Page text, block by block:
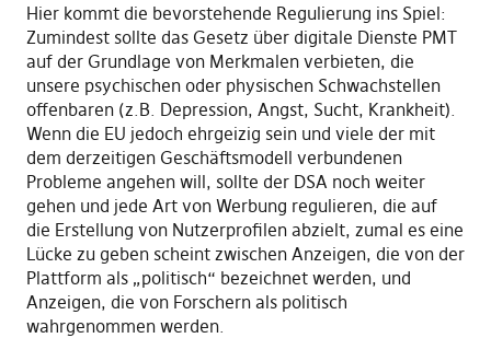
Hier kommt die bevorstehende Regulierung ins Spiel:
Zumindest sollte das Gesetz über digitale Dienste PMT
auf der Grundlage von Merkmalen verbieten, die
unsere psychischen oder physischen Schwachstellen
offenbaren (z.B. Depression, Angst, Sucht, Krankheit).
Wenn die EU jedoch ehrgeizig sein und viele der mit
dem derzeitigen Geschäftsmodell verbundenen
Probleme angehen will, sollte der DSA noch weiter
gehen und jede Art von Werbung regulieren, die auf
die Erstellung von Nutzerprofilen abzielt, zumal es eine
Lücke zu geben scheint zwischen Anzeigen, die von der
Plattform als „politisch“ bezeichnet werden, und
Anzeigen, die von Forschern als politisch
wahrgenommen werden.